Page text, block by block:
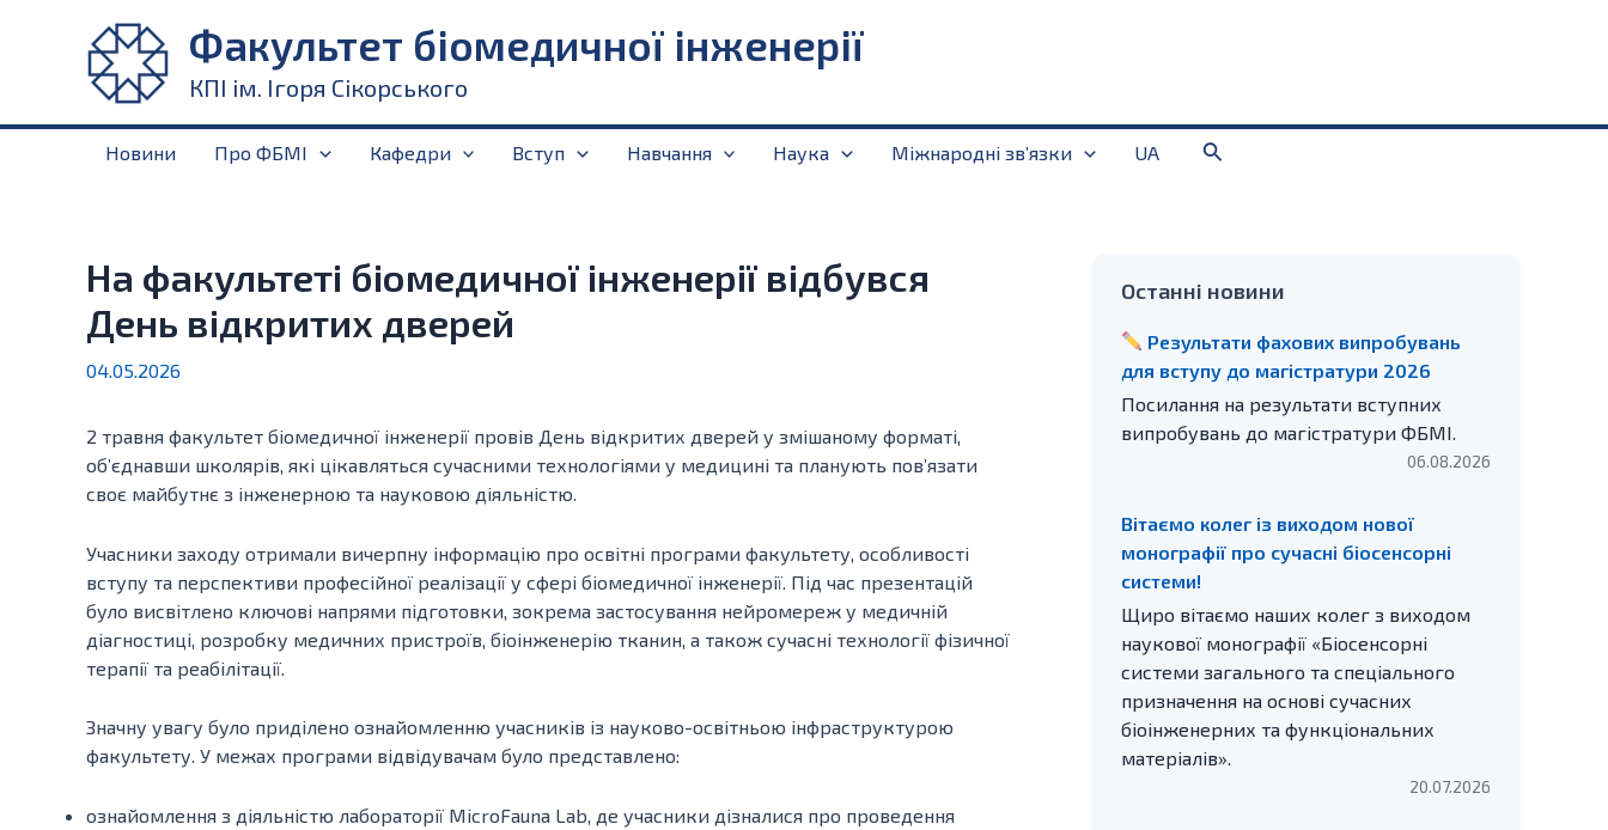
Факультет біомедичної інженерії
КПІ ім. Ігоря Сікорського
Новини Про ФБМІ Кафедри Вступ Навчання Наука Міжнародні звʼязки UA Пошук
На факультеті біомедичної інженерії відбувся
День відкритих дверей
04.05.2026
2 травня факультет біомедичної інженерії провів День відкритих дверей у змішаному форматі,
об’єднавши школярів, які цікавляться сучасними технологіями у медицині та планують пов’язати
своє майбутнє з інженерною та науковою діяльністю.
Учасники заходу отримали вичерпну інформацію про освітні програми факультету, особливості
вступу та перспективи професійної реалізації у сфері біомедичної інженерії. Під час презентацій
було висвітлено ключові напрями підготовки, зокрема застосування нейромереж у медичній
діагностиці, розробку медичних пристроїв, біоінженерію тканин, а також сучасні технології фізичної
терапії та реабілітації.
Значну увагу було приділено ознайомленню учасників із науково-освітньою інфраструктурою
факультету. У межах програми відвідувачам було представлено:
ознайомлення з діяльністю лабораторії MicroFauna Lab, де учасники дізналися про проведення
Останні новини
Результати фахових випробувань
для вступу до магістратури 2026
Посилання на результати вступних
випробувань до магістратури ФБМІ.
06.08.2026
Вітаємо колег із виходом нової
монографії про сучасні біосенсорні
системи!
Щиро вітаємо наших колег з виходом
наукової монографії «Біосенсорні
системи загального та спеціального
призначення на основі сучасних
біоінженерних та функціональних
матеріалів».
20.07.2026